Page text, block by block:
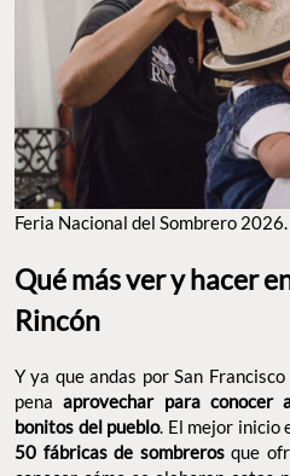
Qué más ver y hacer
Rincón
Y ya que andas por San
penaaprovechar para conocer
bonitos del pueblo
. El mejor
de 50 fábricas de sombreros
para conocer cómo se elaboran
Entre las más conocidas está
de tradiciónen la elaboración de
darteuna vuelta por la Plaza
rodeado de portales donde se
y donde también encontrarás la
Museo de la Ciudad,instalado
funcionó como cárcel de
recuerdo en la calle Oliva y
colores. Y para cerrar la visita